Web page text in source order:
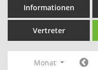
Informationen
Vertreter
Monat